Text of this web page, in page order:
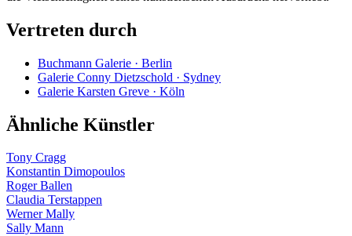
Vertreten durch
Buchmann Galerie · Berlin
Galerie Conny Dietzschold · Sydney
Galerie Karsten Greve · Köln
Ähnliche Künstler
Tony Cragg
Konstantin Dimopoulos
Roger Ballen
Claudia Terstappen
Werner Mally
Sally Mann